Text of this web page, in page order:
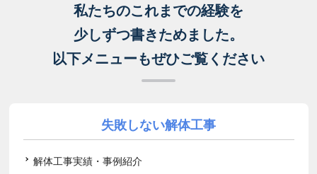
私たちのこれまでの経験を
少しずつ書きためました。
以下メニューもぜひご覧ください
失敗しない解体工事
解体工事実績・事例紹介